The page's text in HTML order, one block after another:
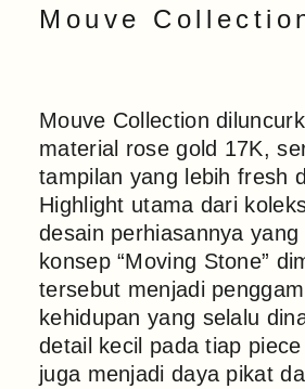
Mouve
Mouve Collection
material rose gold 17K,
tampilan yang lebih fresh
Highlight utama dari
desain perhiasannya
konsep “Moving Stone”
tersebut menjadi
kehidupan yang selalu
detail kecil pada tiap
juga menjadi daya pikat